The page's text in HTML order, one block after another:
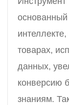
основанный
товарах,
данных,
конверсию
знаниям.